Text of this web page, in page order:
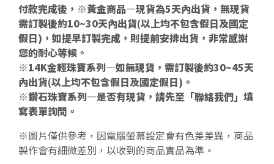
付款完成後，※黃金商品—現貨為5天內出貨，無現貨
需訂製後約10~30天內出貨(以上均不包含假日及國定
假日)，如提早訂製完成，則提前安排出貨，非常感謝
您的耐心等候。
※14K金輕珠寶系列—如無現貨，需訂製後約30~45天
內出貨(以上均不包含假日及國定假日)。
※鑽石珠寶系列—是否有現貨，請先至「聯絡我們」填
寫表單詢問。
※圖片僅供參考，因電腦螢幕設定會有色差差異，商品
製作會有細微差別，以收到的商品實品為準。